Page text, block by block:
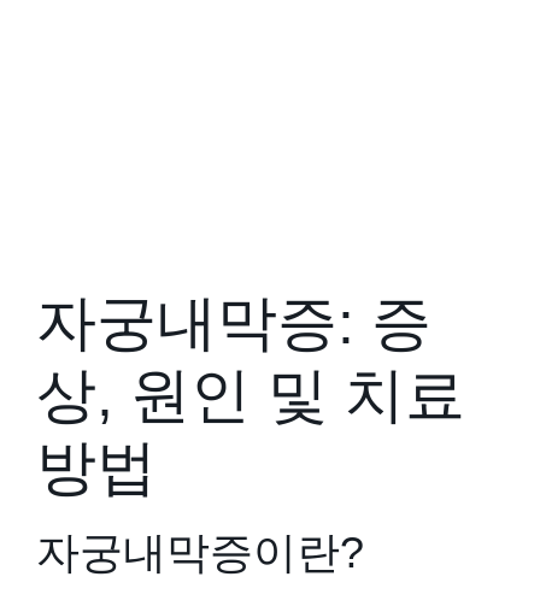
자궁내막증: 증
상, 원인 및 치료
방법
자궁내막증이란?